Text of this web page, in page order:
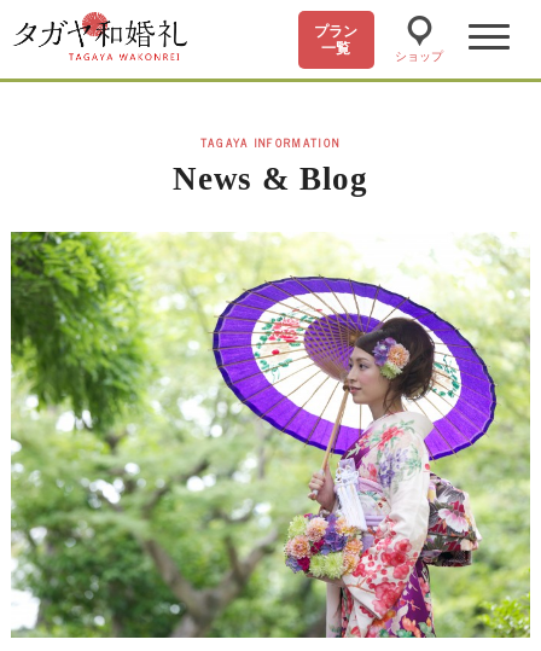
プラン
一覧
ショップ
TAGAYA INFORMATION
News & Blog